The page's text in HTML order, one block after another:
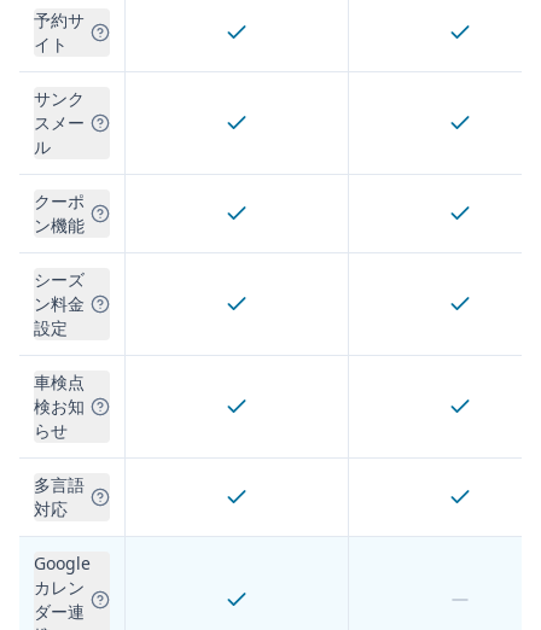
予約サ
イト
サンク
スメー
ル
クーポ
ン機能
シーズ
ン料金
設定
車検点
検お知
らせ
多言語
対応
Google
カレン
ダー連